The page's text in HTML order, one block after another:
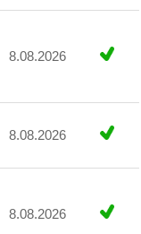
8.08.2026
8.08.2026
8.08.2026